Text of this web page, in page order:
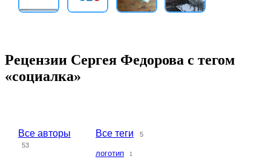
Рецензии Сергея Федорова с тегом
«социалка»
Все авторы
53
Все теги 5
логотип 1